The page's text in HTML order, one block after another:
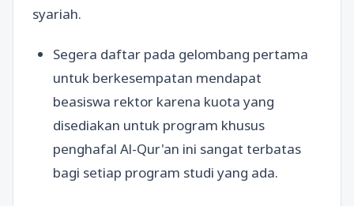
syariah.
Segera daftar pada gelombang pertama
untuk berkesempatan mendapat
beasiswa rektor karena kuota yang
disediakan untuk program khusus
penghafal Al-Qur'an ini sangat terbatas
bagi setiap program studi yang ada.